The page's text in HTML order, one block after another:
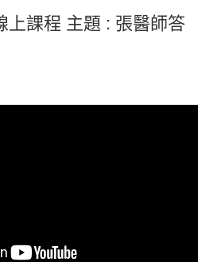
上課程 主題 : 張醫師答